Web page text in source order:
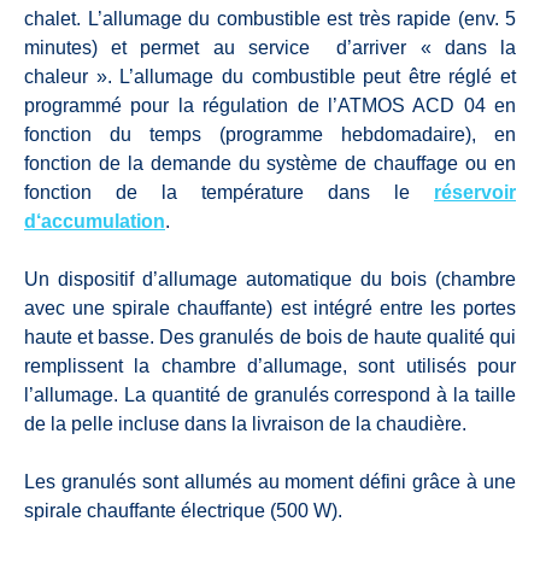
chalet. L’allumage du combustible est très rapide (env. 5
minutes) et permet au service d’arriver « dans la
chaleur ». L’allumage du combustible peut être réglé et
programmé pour la régulation de l’ATMOS ACD 04 en
fonction du temps (programme hebdomadaire), en
fonction de la demande du système de chauffage ou en
fonction de la température dans le réservoir
d‘accumulation.
Un dispositif d’allumage automatique du bois (chambre
avec une spirale chauffante) est intégré entre les portes
haute et basse. Des granulés de bois de haute qualité qui
remplissent la chambre d’allumage, sont utilisés pour
l’allumage. La quantité de granulés correspond à la taille
de la pelle incluse dans la livraison de la chaudière.
Les granulés sont allumés au moment défini grâce à une
spirale chauffante électrique (500 W).